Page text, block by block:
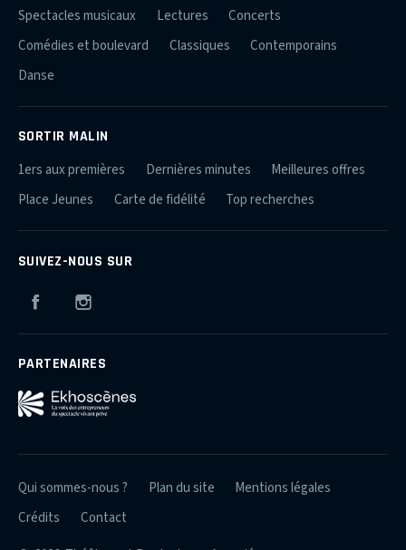
Spectacles musicaux
Lectures
Concerts
Comédies et boulevard
Classiques
Contemporains
Danse
SORTIR MALIN
1ers aux premières Dernières minutes
Meilleures offres
Place Jeunes
Carte de fidélité Top recherches
SUIVEZ-NOUS SUR
Facebook
PARTENAIRES
Qui sommes-nous ? Plan du site
Mentions légales
Crédits
Contact